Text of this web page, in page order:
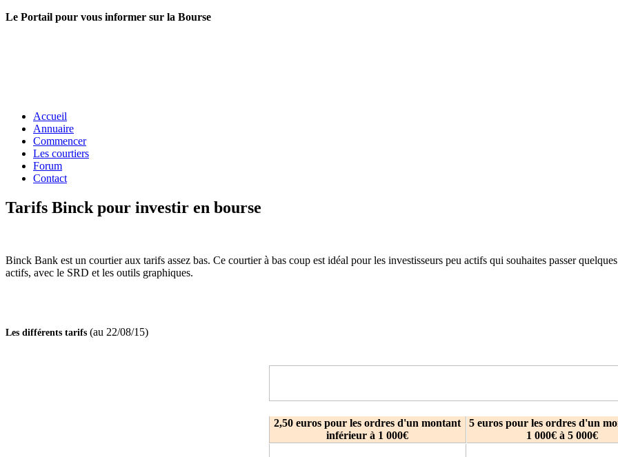
Le Portail pour vous informer sur la Bourse
Accueil
Annuaire
Commencer
Les courtiers
Forum
Contact
Tarifs Binck pour investir en bourse
Binck Bank est un courtier aux tarifs assez bas. Ce courtier à bas coup est idéal pour les investisseurs peu actifs qui souhaites passer
actifs, avec le SRD et les outils graphiques.
Les différents tarifs (au 22/08/15)
2,50 euros pour les ordres d'un montant
inférieur à 1 000€
5 euros pour les ordres d'un
1 000€ à 5 000€